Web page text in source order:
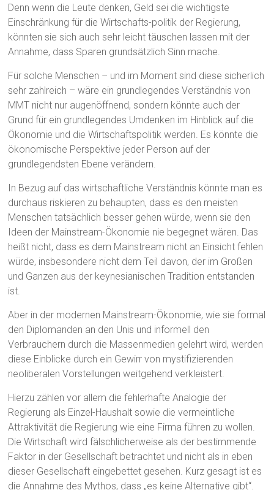
Denn wenn die Leute denken, Geld sei die wichtigste
Einschränkung für die Wirtschafts-politik der Regierung,
könnten sie sich auch sehr leicht täuschen lassen mit der
Annahme, dass Sparen grundsätzlich Sinn mache.
Für solche Menschen – und im Moment sind diese sicherlich
sehr zahlreich – wäre ein grundlegendes Verständnis von
MMT nicht nur augenöffnend, sondern könnte auch der
Grund für ein grundlegendes Umdenken im Hinblick auf die
Ökonomie und die Wirtschaftspolitik werden. Es könnte die
ökonomische Perspektive jeder Person auf der
grundlegendsten Ebene verändern.
In Bezug auf das wirtschaftliche Verständnis könnte man es
durchaus riskieren zu behaupten, dass es den meisten
Menschen tatsächlich besser gehen würde, wenn sie den
Ideen der Mainstream-Ökonomie nie begegnet wären. Das
heißt nicht, dass es dem Mainstream nicht an Einsicht fehlen
würde, insbesondere nicht dem Teil davon, der im Großen
und Ganzen aus der keynesianischen Tradition entstanden
ist.
Aber in der modernen Mainstream-Ökonomie, wie sie formal
den Diplomanden an den Unis und informell den
Verbrauchern durch die Massenmedien gelehrt wird, werden
diese Einblicke durch ein Gewirr von mystifizierenden
neoliberalen Vorstellungen weitgehend verkleistert.
Hierzu zählen vor allem die fehlerhafte Analogie der
Regierung als Einzel-Haushalt sowie die vermeintliche
Attraktivität die Regierung wie eine Firma führen zu wollen.
Die Wirtschaft wird fälschlicherweise als der bestimmende
Faktor in der Gesellschaft betrachtet und nicht als in eben
dieser Gesellschaft eingebettet gesehen. Kurz gesagt ist es
die Annahme des Mythos, dass „es keine Alternative gibt“.